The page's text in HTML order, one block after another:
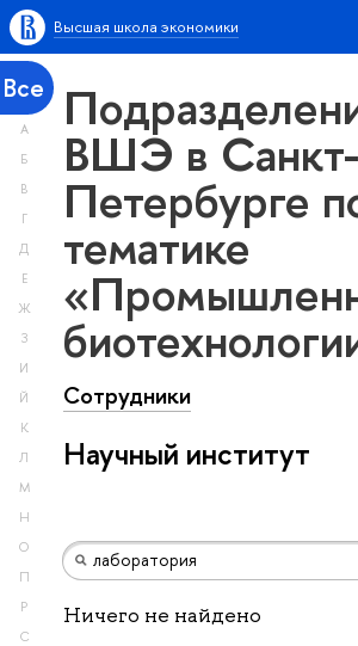
Высшая школа экономики
Все
А
Б
В
Г
Д
Е
Ж
З
И
Й
К
Л
М
Н
О
П
Р
С
ВШЭ в Санкт-
Петербурге
тематике
Сотрудники
Научный институт
Ничего не найдено